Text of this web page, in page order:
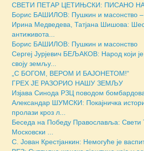
СВЕТИ ПЕТАР ЦЕТИЊСКИ: ПИСАНО
Борис БАШИЛОВ: Пушкин и масонство
Ирина Медведева, Татјана Шишова:
антиживота...
Борис БАШИЛОВ: Пушкин и масонство
Сергеј Јурјевич БЕЉАКОВ: Народ који
своју земљу...
„С БОГОМ, ВЕРОМ И БАЈОНЕТОМ!“
ГРЕХ ЈЕ РАЗОРИО НАШУ ЗЕМЉУ
Изјава Синода РЗЦ поводом
Александар ШУМСКИ: Покајничка
пролази кроз л...
Беседа на Победу Православља: Свети
Московски ...
С. Јован Крестјанкин: Немогуће је